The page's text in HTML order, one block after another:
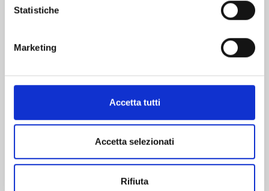
Statistiche
Marketing
Accetta tutti
Accetta selezionati
Rifiuta
€ 6,90